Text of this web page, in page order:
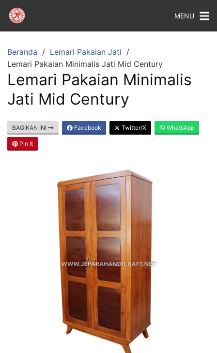
MENU
Beranda
Lemari Pakaian Jati
Lemari Pakaian Minimalis Jati Mid Century
Lemari Pakaian Minimalis
Jati Mid Century
BAGIKAN INI Facebook Twitter/X WhatsApp
Pin It